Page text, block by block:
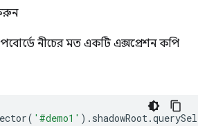
নীচের মত একটি এক্সপ্রেশন কপি
( '#demo1' ). shadowRoot.